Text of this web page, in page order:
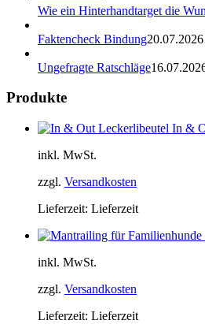
Wie ein Hinterhandtarget die
Faktencheck Bindung20.07.2026
Ungefragte Ratschläge
Produkte
In &
inkl. MwSt.
zzgl. Versandkosten
Lieferzeit: Lieferzeit
inkl. MwSt.
zzgl. Versandkosten
Lieferzeit: Lieferzeit